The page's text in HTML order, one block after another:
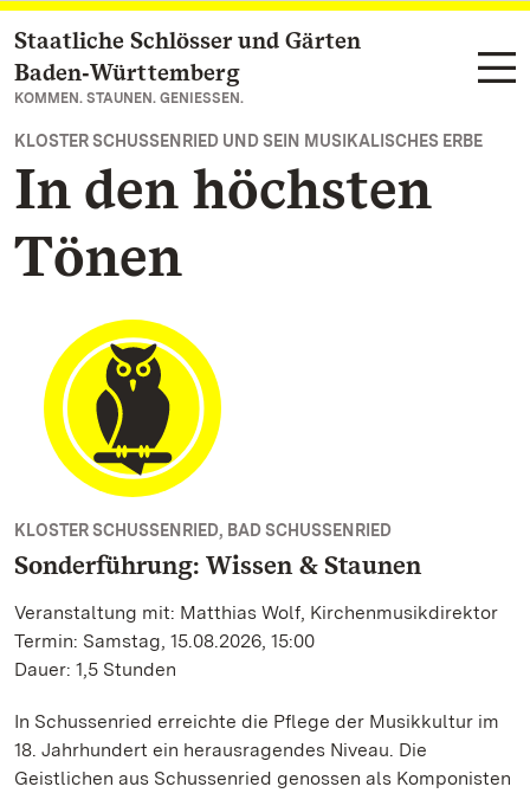
Zum Hauptinhalt springen
Staatliche Schlösser und Gärten
Baden‑Württemberg
KOMMEN. STAUNEN. GENIESSEN.
KLOSTER SCHUSSENRIED UND SEIN MUSIKALISCHES ERBE
In den höchsten
Tönen
KLOSTER SCHUSSENRIED, BAD SCHUSSENRIED
Sonderführung: Wissen & Staunen
Veranstaltung mit: Matthias Wolf, Kirchenmusikdirektor
Termin: Samstag, 15.08.2026, 15:00
Dauer: 1,5 Stunden
In Schussenried erreichte die Pflege der Musikkultur im
18. Jahrhundert ein herausragendes Niveau. Die
Geistlichen aus Schussenried genossen als Komponisten